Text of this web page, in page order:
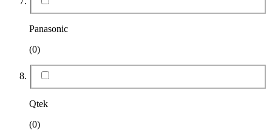
Panasonic
(0)
Qtek
(0)